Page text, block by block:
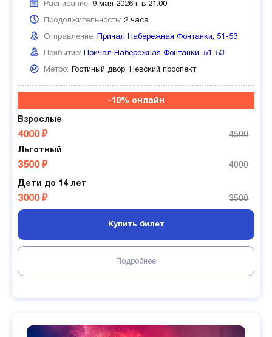
Расписание: 9 мая 2026 г. в 21:00
Продолжительность: 2 часа
Отправление: Причал Набережная Фонтанки, 51-53
Прибытие: Причал Набережная Фонтанки, 51-53
Метро: Гостиный двор, Невский проспект
-10% онлайн
Взрослые
4500
4000 ₽
Льготный
4000
3500 ₽
Дети до 14 лет
3500
3000 ₽
Купить билет
Подробнее